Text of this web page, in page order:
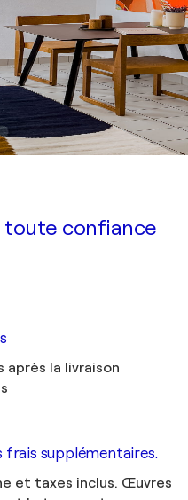
toute confiance
après la livraison
frais supplémentaires.
et taxes inclus. Œuvres